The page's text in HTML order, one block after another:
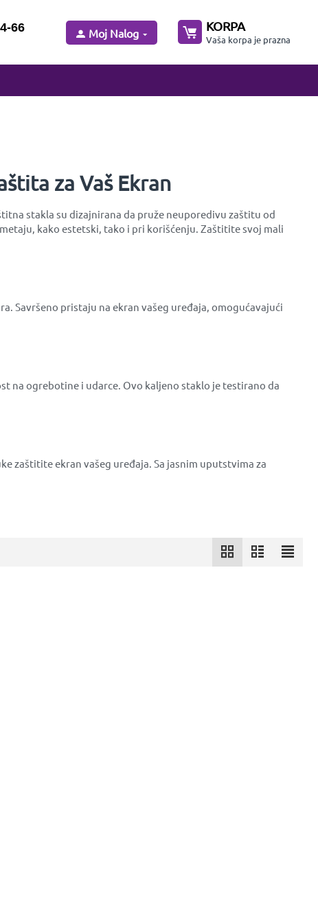
66 Moj Nalog KORPA
Vaša korpa je prazna
za Vaš Ekran
stakla su dizajnirana da pruže neuporedivu zaštitu od
kako estetski, tako i pri korišćenju. Zaštitite svoj mali
Savršeno pristaju na ekran vašeg uređaja, omogućavajući
na ogrebotine i udarce. Ovo kaljeno staklo je testirano da
zaštitite ekran vašeg uređaja. Sa jasnim uputstvima za